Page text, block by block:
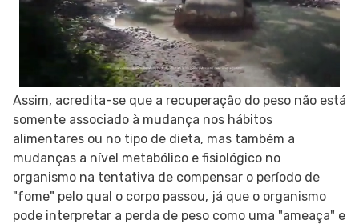
Assim, acredita-se que a recuperação do peso não está
somente associado à mudança nos hábitos
alimentares ou no tipo de dieta, mas também a
mudanças a nível metabólico e fisiológico no
organismo na tentativa de compensar o período de
"fome" pelo qual o corpo passou, já que o organismo
pode interpretar a perda de peso como uma "ameaça" e